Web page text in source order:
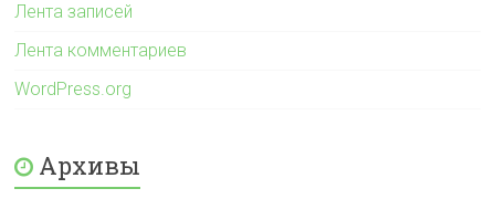
Лента записей
Лента комментариев
WordPress.org
Архивы